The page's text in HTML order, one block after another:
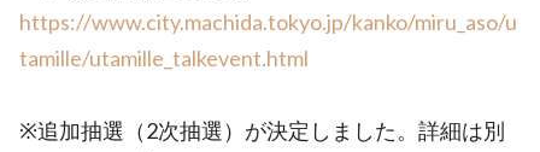
https://www.city.machida.tokyo.jp/kanko/miru_aso/u
tamille/utamille_talkevent.html
※追加抽選（2次抽選）が決定しました。詳細は別